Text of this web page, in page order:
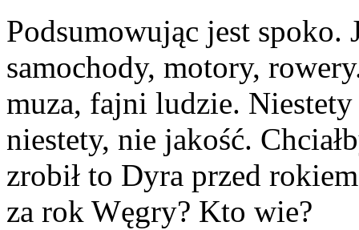
Podsumowując jest spoko.
samochody, motory,
muza, fajni ludzie.
niestety, nie jakość.
zrobił to Dyra przed
za rok Węgry? Kto wie?